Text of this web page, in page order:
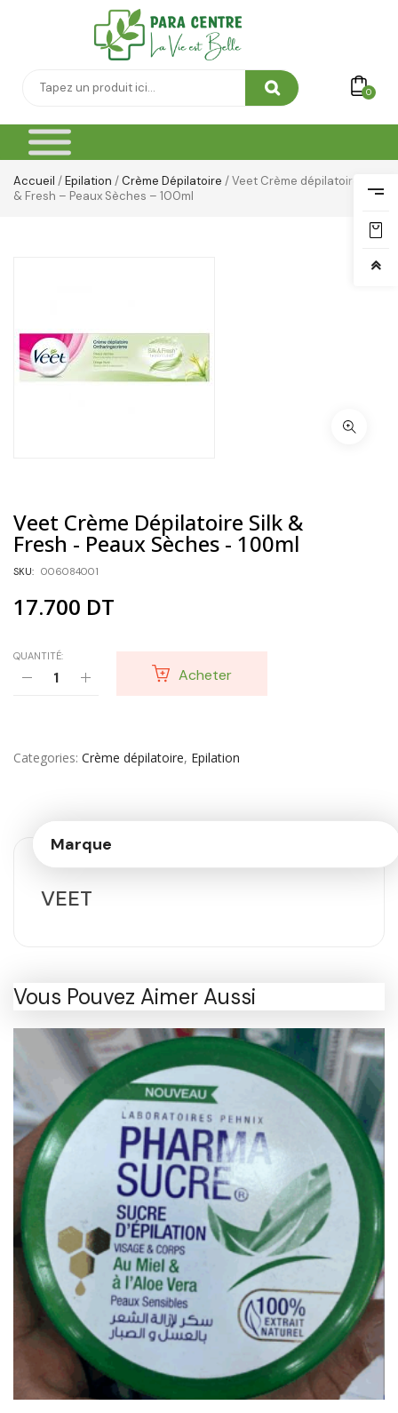
0
Accueil /Epilation /Crème Dépilatoire / Veet Crème dépilatoire Silk
& Fresh – Peaux Sèches – 100ml
Veet Crème Dépilatoire Silk &
Fresh - Peaux Sèches - 100ml
SKU: 006084001
17.700 DT
QUANTITÉ:
Acheter
Categories Crème dépilatoire, Epilation
Marque
VEET
Vous Pouvez Aimer Aussi
Yeux & Lévres